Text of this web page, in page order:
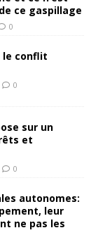
ce gaspillage
0
le conflit
0
sur un
et
0
autonomes:
leur
ne pas les